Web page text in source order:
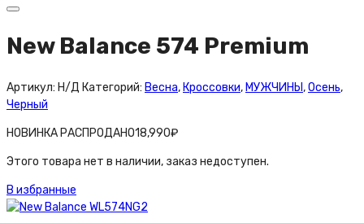
New Balance 574 Premium
Артикул: Н/Д Категорий: Весна, Кроссовки, МУЖЧИНЫ ,Осень,
Черный
НОВИНКА РАСПРОДАНО18,990₽
Этого товара нет в наличии, заказ недоступен.
В избранные